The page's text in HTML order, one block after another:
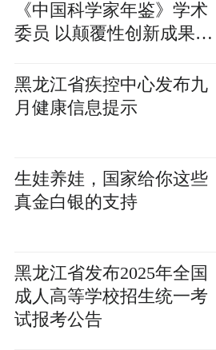
《中国科学家年鉴》学术
委员 以颠覆性创新成果引
黑龙江省疾控中心发布九
月健康信息提示
生娃养娃，国家给你这些
真金白银的支持
黑龙江省发布2025年全国
成人高等学校招生统一考
试报考公告